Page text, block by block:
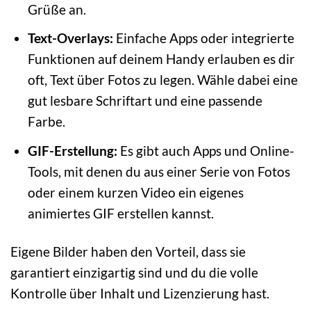
Grüße an.
Text-Overlays: Einfache Apps oder integrierte
Funktionen auf deinem Handy erlauben es dir
oft, Text über Fotos zu legen. Wähle dabei eine
gut lesbare Schriftart und eine passende
Farbe.
GIF-Erstellung: Es gibt auch Apps und Online-
Tools, mit denen du aus einer Serie von Fotos
oder einem kurzen Video ein eigenes
animiertes GIF erstellen kannst.
Eigene Bilder haben den Vorteil, dass sie
garantiert einzigartig sind und du die volle
Kontrolle über Inhalt und Lizenzierung hast.